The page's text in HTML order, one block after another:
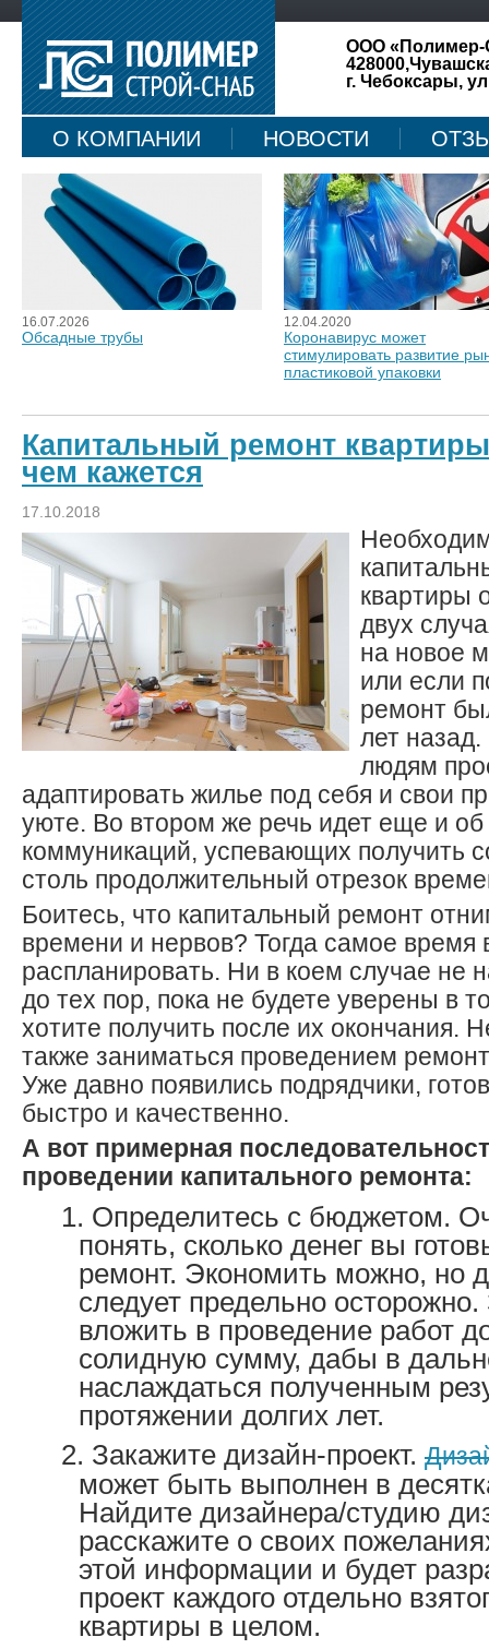
ООО «Полимер-
г. Чебоксары,
О КОМПАНИИ НОВОСТИ
КАРТА САЙТА
16.07.2026
Обсадные трубы
12.04.2020
Коронавирус может
стимулировать развитие
пластиковой упаковки
Капитальный ремонт
чем кажется
17.10.2018
квартиры
двух
на новое
или если
ремонт
лет
людям
адаптировать жилье под себя и свои
уюте. Во втором же речь идет еще и
коммуникаций, успевающих получить
столь продолжительный отрезок
Боитесь, что капитальный ремонт
времени и нервов? Тогда самое время
распланировать. Ни в коем случае не
до тех пор, пока не будете уверены в
хотите получить после их окончания.
также заниматься проведением
Уже давно появились подрядчики,
быстро и качественно.
А вот примерная
проведении капитального ремонта:
Определитесь с бюджетом.
понять, сколько денег вы
ремонт. Экономить можно, но
следует предельно
вложить в проведение работ
солидную сумму, дабы в
наслаждаться полученным
протяжении долгих лет.
Закажите дизайн-проект.
может быть выполнен в
Найдите дизайнера/студию
расскажите о своих
этой информации и будет
проект каждого отдельно
квартиры в целом.